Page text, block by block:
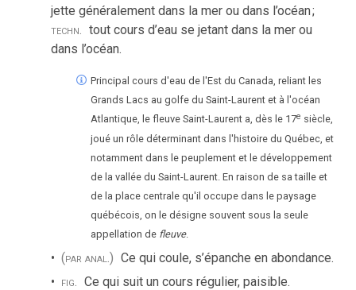
jette généralement dans la mer ou dans l’océan;
techn. tout cours d’eau se jetant dans la mer ou
dans l’océan.
Principal cours d'eau de l'Est du Canada, reliant les
Grands Lacs au golfe du Saint-Laurent et à l'océan
Atlantique, le fleuve Saint-Laurent a, dès le 17e siècle,
joué un rôle déterminant dans l'histoire du Québec, et
notamment dans le peuplement et le développement
de la vallée du Saint-Laurent. En raison de sa taille et
de la place centrale qu'il occupe dans le paysage
québécois, on le désigne souvent sous la seule
appellation de fleuve.
(par anal.) Ce qui coule, s’épanche en abondance.
fig. Ce qui suit un cours régulier, paisible.